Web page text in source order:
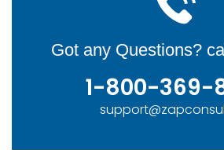
Got any Questions?
1-800-369-